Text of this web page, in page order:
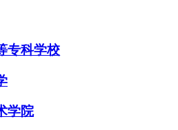
专科学校
学院